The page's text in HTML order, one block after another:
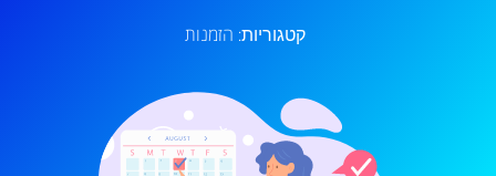
קטגוריות: הזמנות